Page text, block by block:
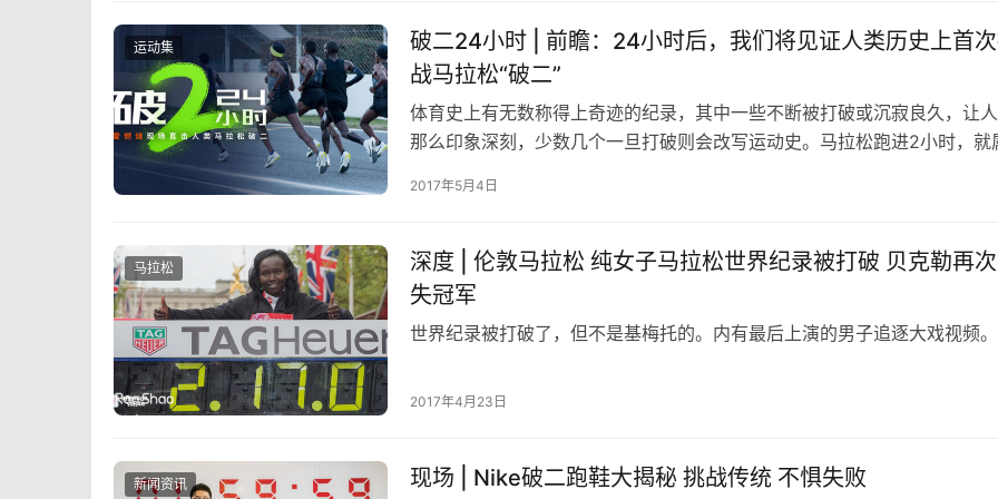
运动集
破二24小时 | 前瞻：24小时后，我们将见证人类历史上首
战马拉松“破二”
体育史上有无数称得上奇迹的纪录，其中一些不断被打破或沉寂良久，让
那么印象深刻，少数几个一旦打破则会改写运动史。马拉松跑进2小时，就
2017年5月4日
马拉松
深度 | 伦敦马拉松 纯女子马拉松世界纪录被打破 贝克勒再
失冠军
世界纪录被打破了，但不是基梅托的。内有最后上演的男子追逐大戏视频。
2017年4月23日
新闻资讯 现场 | Nike破二跑鞋大揭秘 挑战传统 不惧失败